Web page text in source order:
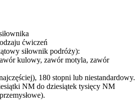
ćwiczeń
siłownik podróży):
kulowy, zawór motyla, zawór
180 stopni lub niestandardowy.
NM do dziesiątek tysięcy NM